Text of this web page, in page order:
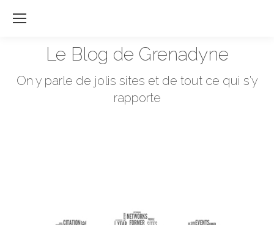
Le Blog de Grenadyne
On y parle de jolis sites et de tout ce qui s'y
rapporte
Vous êtes ici :